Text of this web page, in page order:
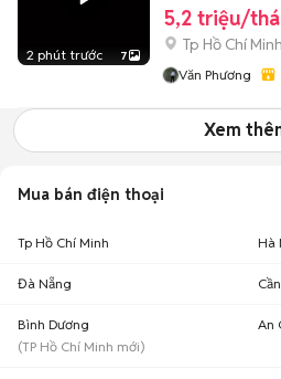
2 phút trước 7
5,2 triệu/
Tp Hồ Chí Minh
Văn Phương
Xem
Mua bán điện thoại
Tp Hồ Chí Minh Hà
Đà Nẵng
Bình Dương
(TP Hồ Chí Minh mới)
An